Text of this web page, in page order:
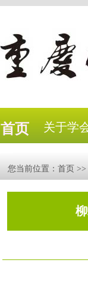
首页 关于学
您当前位置： 首页 >>